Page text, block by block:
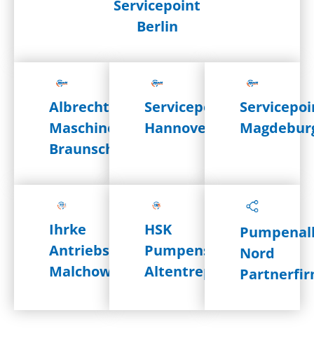
Servicepoint
Berlin
Albrecht-
Maschinenbau
Braunschweig
Servicepoint
Hannover
Ihrke
Antriebstechnik
Malchow
HSK
Pumpenservice
Altentreptow
Nord